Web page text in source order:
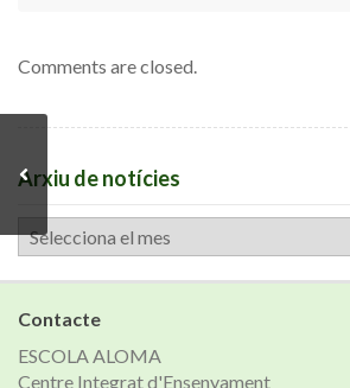
Comments are closed.
Arxiu de notícies
Arxiu
de
notícies
Contacte
ESCOLA ALOMA
Centre Integrat d'Ensenyament